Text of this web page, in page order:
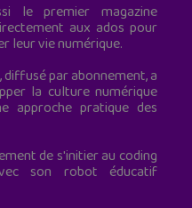
le premier magazine
aux ados pour
leur vie numérique.
diffusé par abonnement, a
la culture numérique
approche pratique des
de s'initier au coding
son robot éducatif